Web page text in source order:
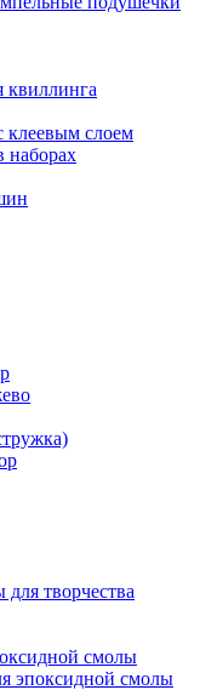
квиллинга
клеевым слоем
наборах
творчества
смолы
эпоксидной смолы